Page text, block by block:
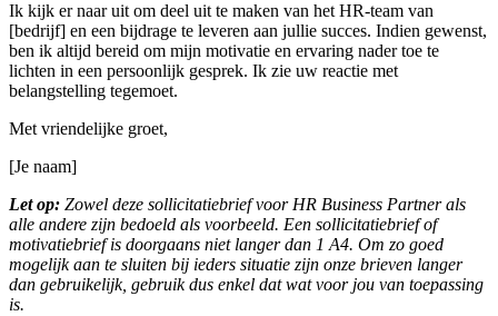
Ik kijk er naar uit om deel uit te maken van het HR-team van
[bedrijf] en een bijdrage te leveren aan jullie succes. Indien gewenst,
ben ik altijd bereid om mijn motivatie en ervaring nader toe te
lichten in een persoonlijk gesprek. Ik zie uw reactie met
belangstelling tegemoet.
Met vriendelijke groet,
[Je naam]
Let op: Zowel deze sollicitatiebrief voor HR Business Partner als
alle andere zijn bedoeld als voorbeeld. Een sollicitatiebrief of
motivatiebrief is doorgaans niet langer dan 1 A4. Om zo goed
mogelijk aan te sluiten bij ieders situatie zijn onze brieven langer
dan gebruikelijk, gebruik dus enkel dat wat voor jou van toepassing
is.